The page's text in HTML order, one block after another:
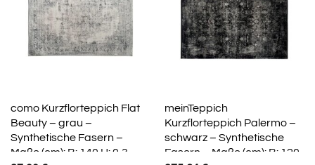
como Kurzflorteppich Flat
Beauty – grau –
Synthetische Fasern –
Maße (cm): B: 140 H: 0,3
meinTeppich
Kurzflorteppich Palermo –
schwarz – Synthetische
Fasern – Maße (cm): B: 120